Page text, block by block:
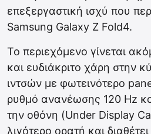
επεξεργαστική ισχύ που
Samsung Galaxy Z Fold4.
Το περιεχόμενο γίνεται
και ευδιάκριτο χάρη στην
ιντσών με φωτεινότερο
ρυθμό ανανέωσης 120 Hz
την οθόνη (Under Display
λιγότερο ορατή και